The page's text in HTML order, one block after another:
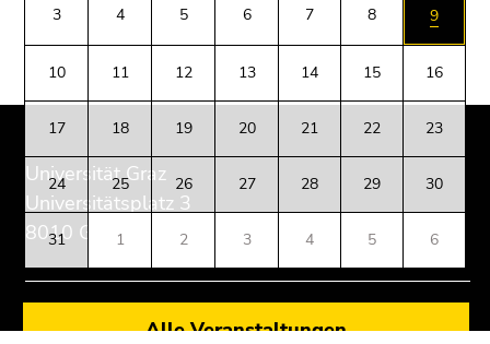
3 4 5 6 7 8 9
10 11 12 13 14 15 16
17 18 19 20 21 22 23
24 25 26 27 28 29 30
31 1 2 3 4 5 6
Alle Veranstaltungen
Beginn
Seitenbereichs:
Zusatzinformationen:
Universität Graz
Universitätsplatz 3
8010 Graz
Anfahrt und Kontakt
Seitenbereichs.
Übersicht
Seitenbereiche
Seitenbereichs.
Übersicht
Seitenbereiche